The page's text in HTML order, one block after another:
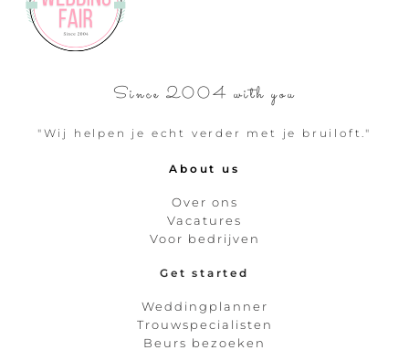
Since 2004 with you
"Wij helpen je echt verder met je bruiloft."
About us
Over ons
Vacatures
Voor bedrijven
Get started
Weddingplanner
Trouwspecialisten
Beurs bezoeken